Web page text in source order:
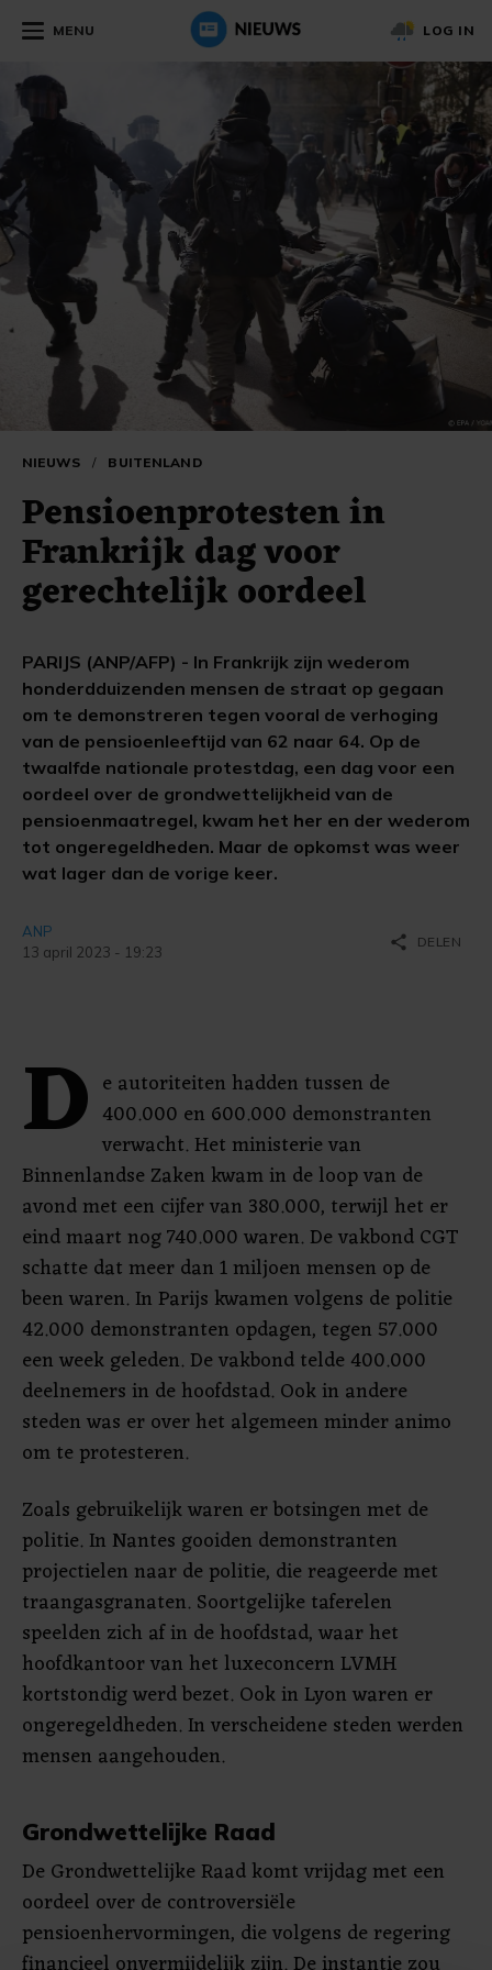
MENU LOG IN
NIEUWS / BUITENLAND
Pensioenprotesten in
Frankrijk dag voor
gerechtelijk oordeel
PARIJS (ANP/AFP) - In Frankrijk zijn wederom
honderdduizenden mensen de straat op gegaan
om te demonstreren tegen vooral de verhoging
van de pensioenleeftijd van 62 naar 64. Op de
twaalfde nationale protestdag, een dag voor een
oordeel over de grondwettelijkheid van de
pensioenmaatregel, kwam het her en der wederom
tot ongeregeldheden. Maar de opkomst was weer
wat lager dan de vorige keer.
ANP
13 april 2023 - 19:23
share DELEN
D e autoriteiten hadden tussen de
400.000 en 600.000 demonstranten
verwacht. Het ministerie van
Binnenlandse Zaken kwam in de loop van de
avond met een cijfer van 380.000, terwijl het er
eind maart nog 740.000 waren. De vakbond CGT
schatte dat meer dan 1 miljoen mensen op de
been waren. In Parijs kwamen volgens de politie
42.000 demonstranten opdagen, tegen 57.000
een week geleden. De vakbond telde 400.000
deelnemers in de hoofdstad. Ook in andere
steden was er over het algemeen minder animo
om te protesteren.
Zoals gebruikelijk waren er botsingen met de
politie. In Nantes gooiden demonstranten
projectielen naar de politie, die reageerde met
traangasgranaten. Soortgelijke taferelen
speelden zich af in de hoofdstad, waar het
hoofdkantoor van het luxeconcern LVMH
kortstondig werd bezet. Ook in Lyon waren er
ongeregeldheden. In verscheidene steden werden
mensen aangehouden.
Grondwettelijke Raad
De Grondwettelijke Raad komt vrijdag met een
oordeel over de controversiële
pensioenhervormingen, die volgens de regering